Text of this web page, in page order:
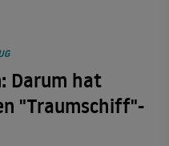
Darum hat
"Traumschiff"-